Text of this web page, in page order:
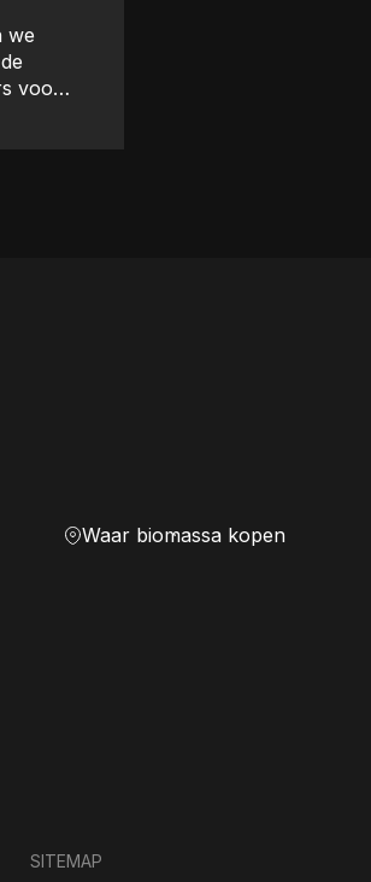
we
voor
Waar biomassa kopen
SITEMAP